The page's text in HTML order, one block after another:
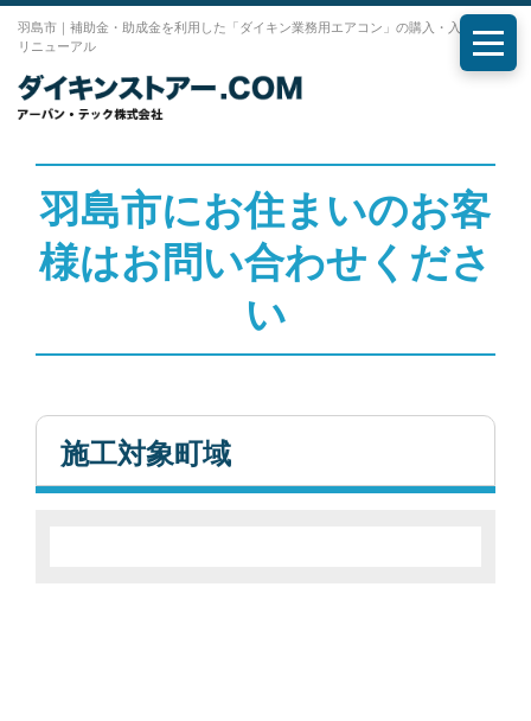
羽島市｜補助金・助成金を利用した「ダイキン業務用エアコン」の購入・入れ替え・
リニューアル
メニ
羽島市にお住まいのお客
様はお問い合わせくださ
い
施工対象町域